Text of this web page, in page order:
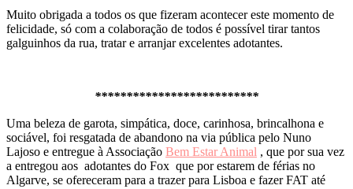
Muito obrigada a todos os que fizeram acontecer este momento de
felicidade, só com a colaboração de todos é possível tirar tantos
galguinhos da rua, tratar e arranjar excelentes adotantes.
**************************
Uma beleza de garota, simpática, doce, carinhosa, brincalhona e
sociável, foi resgatada de abandono na via pública pelo Nuno
Lajoso e entregue à Associação Bem Estar Animal , que por sua vez
a entregou aos adotantes do Fox que por estarem de férias no
Algarve, se ofereceram para a trazer para Lisboa e fazer FAT até